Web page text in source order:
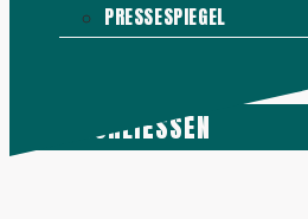
PRESSESPIEGEL
SCHLIESSEN